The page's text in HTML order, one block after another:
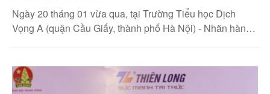
Ngày 20 tháng 01 vừa qua, tại Trường Tiểu học Dịch
Vọng A (quận Cầu Giấy, thành phố Hà Nội) - Nhãn hàng
chức lễ phát động chương trình “Vì mái trường xanh” lần
thứ hai (năm học 2020 – 2021).